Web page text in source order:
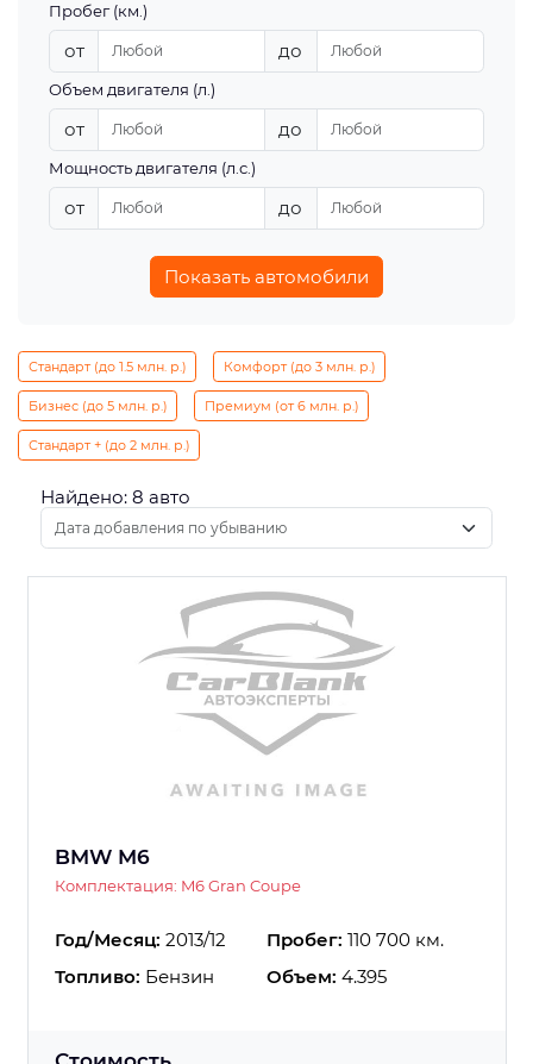
Пробег (км.)
от до
Объем двигателя (л.)
от до
Мощность двигателя (л.с.)
от до
Показать автомобили
Стандарт (до 1.5 млн. р.) Комфорт (до 3 млн. р.)
Бизнес (до 5 млн. р.) Премиум (от 6 млн. р.)
Стандарт + (до 2 млн. р.)
Найдено: 8 авто
BMW M6
Комплектация: M6 Gran Coupe
Год/Месяц: 2013/12 Пробег: 110 700 км.
Топливо: Бензин Объем: 4.395